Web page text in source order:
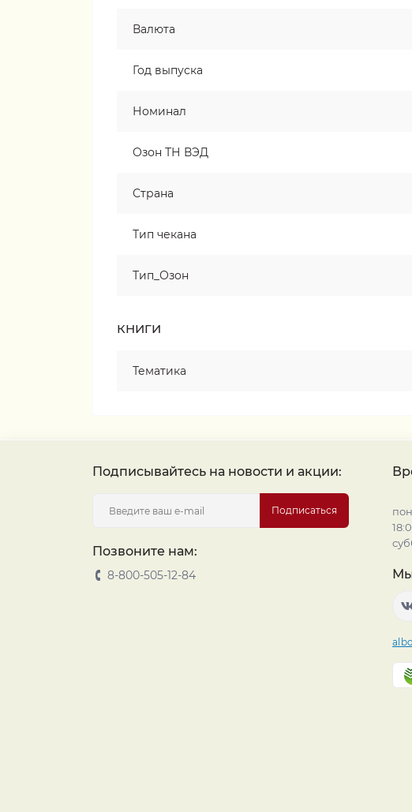
Валюта
Год выпуска
Номинал
Озон ТН ВЭД
Страна
Тип чекана
Тип_Озон
КНИГИ
Тематика
Подписывайтесь на новости и акции:
Подписаться
Позвоните нам:
8-800-505-12-84